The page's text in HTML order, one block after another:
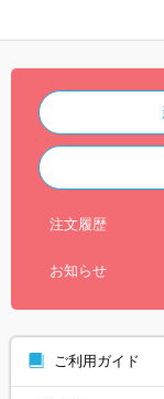
注文履歴
お知らせ
ご利用ガイド